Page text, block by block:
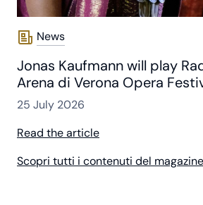
News
Jonas Kaufmann will play
Arena di Verona Opera
25 July 2026
Read the article
Scopri tutti i contenuti del magazine